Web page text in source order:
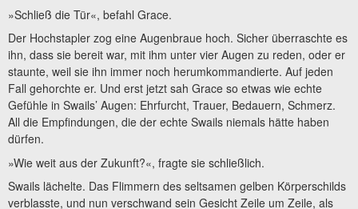
»Schließ die Tür«, befahl Grace.
Der Hochstapler zog eine Augenbraue hoch. Sicher überraschte es
ihn, dass sie bereit war, mit ihm unter vier Augen zu reden, oder er
staunte, weil sie ihn immer noch herumkommandierte. Auf jeden
Fall gehorchte er. Und erst jetzt sah Grace so etwas wie echte
Gefühle in Swails’ Augen: Ehrfurcht, Trauer, Bedauern, Schmerz.
All die Empfindungen, die der echte Swails niemals hätte haben
dürfen.
»Wie weit aus der Zukunft?«, fragte sie schließlich.
Swails lächelte. Das Flimmern des seltsamen gelben Körperschilds
verblasste, und nun verschwand sein Gesicht Zeile um Zeile, als